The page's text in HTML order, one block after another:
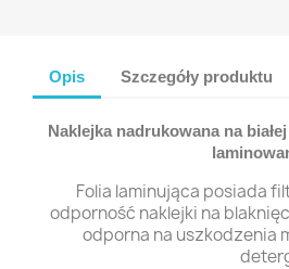
Opis Szczegóły produktu
Naklejka nadrukowana na
Folia laminująca posiada
odporność naklejki na
odporna na uszkodzenia